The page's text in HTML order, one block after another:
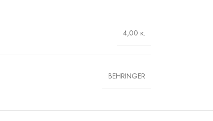
4,00 κ.
BEHRINGER